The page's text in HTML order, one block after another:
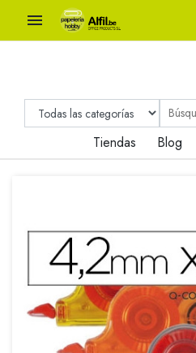

Tiendas Blog